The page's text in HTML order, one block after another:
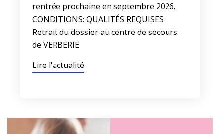
rentrée prochaine en septembre 2026.
CONDITIONS: QUALITÉS REQUISES
Retrait du dossier au centre de secours
de VERBERIE
Lire l'actualité